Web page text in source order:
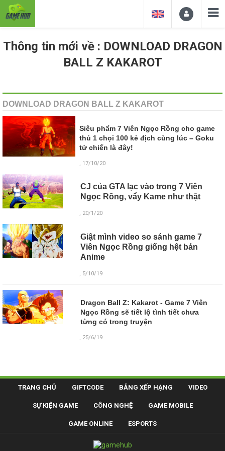
Thông tin mới về : DOWNLOAD DRAGON
BALL Z KAKAROT
DOWNLOAD DRAGON BALL Z KAKAROT
Siêu phẩm 7 Viên Ngọc Rồng cho game
thủ 1 chọi 100 kẻ địch cùng lúc – Goku
tử chiến là đây!
, 17/10/20
CJ của GTA lạc vào trong 7 Viên
Ngọc Rồng, vẩy Kame như thật
, 20/1/20
Giật mình video so sánh game 7
Viên Ngọc Rồng giống hệt bản
Anime
, 5/10/19
Dragon Ball Z: Kakarot - Game 7 Viên
Ngọc Rồng sẽ tiết lộ tình tiết chưa
từng có trong truyện
, 25/6/19
TRANG CHỦ GIFTCODE BẢNG XẾP HẠNG VIDEO
SỰ KIỆN GAME CÔNG NGHỆ GAME MOBILE
GAME ONLINE ESPORTS